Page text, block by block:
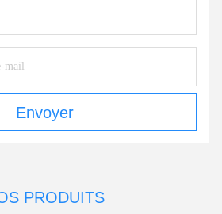
Envoyer
PRODUITS